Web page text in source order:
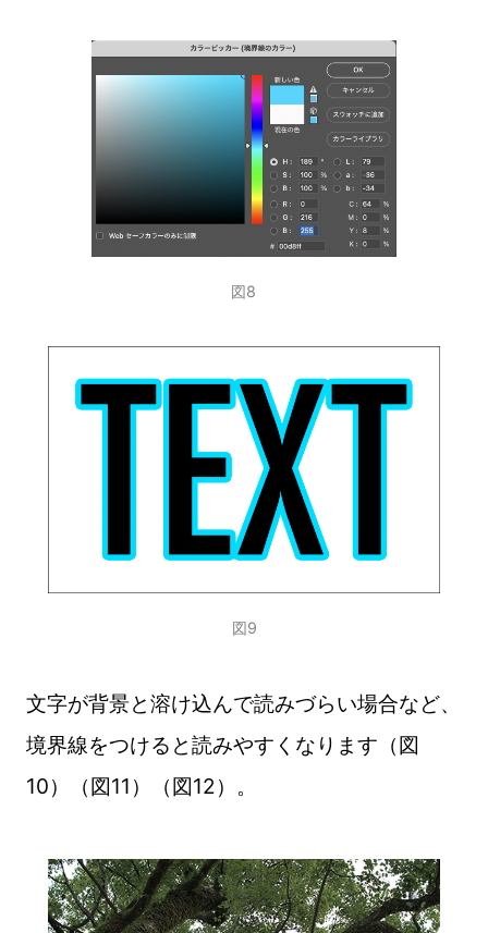
図8
図9
文字が背景と溶け込んで読みづらい場合など、
境界線をつけると読みやすくなります（図
10）（図11）（図12）。